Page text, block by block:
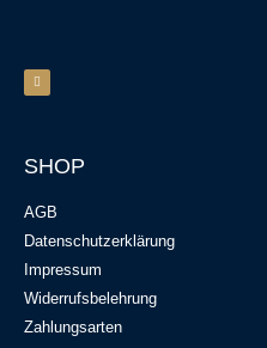
SHOP
AGB
Datenschutzerklärung
Impressum
Widerrufsbelehrung
Zahlungsarten